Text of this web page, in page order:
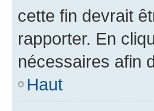
cette fin devrait
rapporter. En
nécessaires afin
Haut